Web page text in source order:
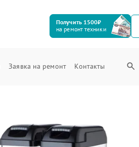
Получить 1500₽
на ремонт техники
Заявка на ремонт Контакты